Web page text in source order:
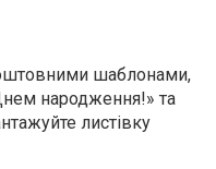
шаблонами,
народження!» та
листівку